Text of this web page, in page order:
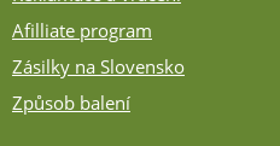
Afilliate program
Zásilky na Slovensko
Způsob balení